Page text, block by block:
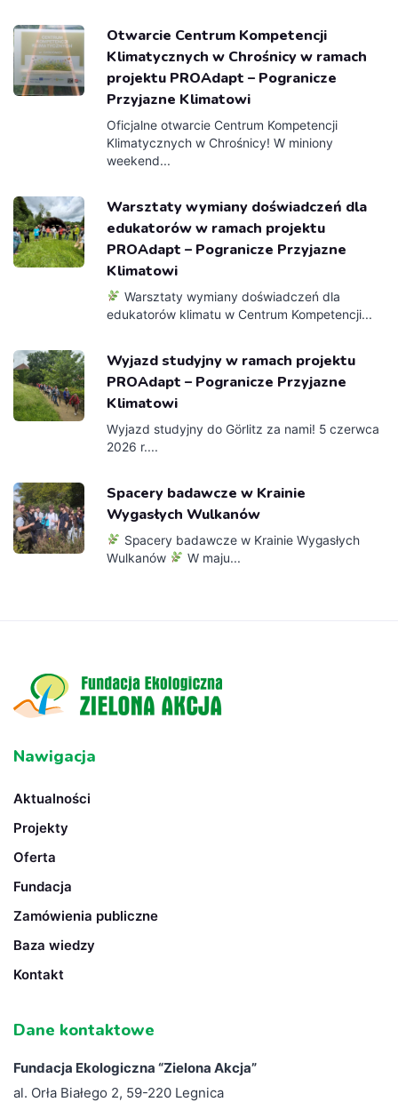
Otwarcie Centrum Kompetencji
Klimatycznych w Chrośnicy w ramach
projektu PROAdapt – Pogranicze
Przyjazne Klimatowi
Oficjalne otwarcie Centrum Kompetencji
Klimatycznych w Chrośnicy! W miniony
weekend...
Warsztaty wymiany doświadczeń dla
edukatorów w ramach projektu
PROAdapt – Pogranicze Przyjazne
Klimatowi
Warsztaty wymiany doświadczeń dla
edukatorów klimatu w Centrum Kompetencji...
Wyjazd studyjny w ramach projektu
PROAdapt – Pogranicze Przyjazne
Klimatowi
Wyjazd studyjny do Görlitz za nami! 5 czerwca
2026 r....
Spacery badawcze w Krainie
Wygasłych Wulkanów
Spacery badawcze w Krainie Wygasłych
Wulkanów
W maju...
Nawigacja
Aktualności
Projekty
Oferta
Fundacja
Zamówienia publiczne
Baza wiedzy
Kontakt
Dane kontaktowe
Fundacja Ekologiczna “Zielona Akcja”
al. Orła Białego 2, 59-220 Legnica